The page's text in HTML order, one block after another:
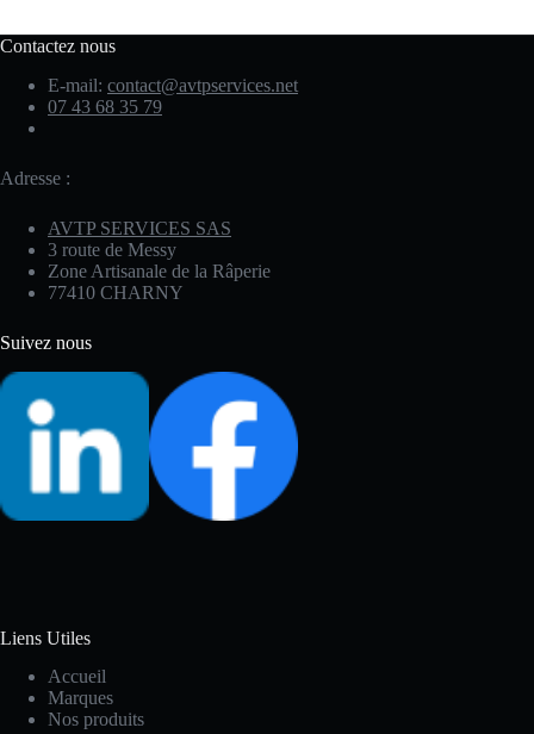
Contactez nous
E-mail: contact@avtpservices.net
07 43 68 35 79
Adresse :
AVTP SERVICES SAS
3 route de Messy
Zone Artisanale de la Râperie
77410 CHARNY
Suivez nous
Liens Utiles
Accueil
Marques
Nos produits